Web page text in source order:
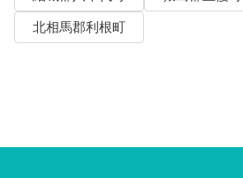
北相馬郡利根町